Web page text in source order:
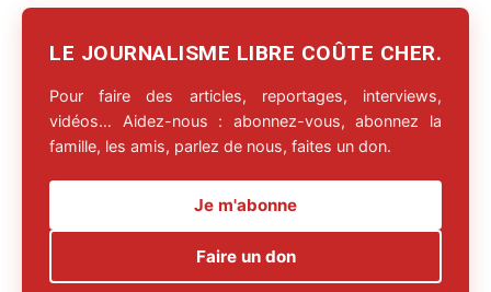
LE JOURNALISME LIBRE COÛTE CHER.
Pour faire des articles, reportages, interviews,
vidéos… Aidez-nous : abonnez-vous, abonnez la
famille, les amis, parlez de nous, faites un don.
Je m'abonne
Faire un don